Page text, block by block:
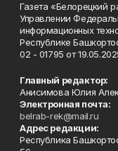
Газета «Белорецкий
Управлении
информационных
Республике
02 - 01795 от
Главный редактор:
Анисимова Юлия
Электронная почта:
belrab-rek@mail.ru
Адрес редакции:
Республика